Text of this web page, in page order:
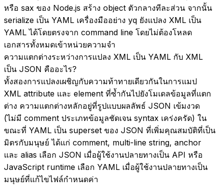
หรือ sax ของ Node.js สร้าง object ตัวกลางทีละส่วน จากนั้น
serialize เป็น YAML เครื่องมืออย่าง yq ยังแปลง XML เป็น
YAML ได้โดยตรงจาก command line โดยไม่ต้องโหลด
เอกสารทั้งหมดเข้าหน่วยความจำ
ความแตกต่างระหว่างการแปลง XML เป็น YAML กับ XML
เป็น JSON คืออะไร?
ทั้งสองการแปลงเผชิญกับความท้าทายเดียวกันในการแมป
XML attribute และ element ที่ซ้ำกันไปยังโมเดลข้อมูลที่แตก
ต่าง ความแตกต่างหลักอยู่ที่รูปแบบผลลัพธ์ JSON เข้มงวด
(ไม่มี comment ประเภทข้อมูลชัดเจน syntax เคร่งครัด) ใน
ขณะที่ YAML เป็น superset ของ JSON ที่เพิ่มคุณสมบัติที่เป็น
มิตรกับมนุษย์ ได้แก่ comment, multi-line string, anchor
และ alias เลือก JSON เมื่อผู้ใช้งานปลายทางเป็น API หรือ
JavaScript runtime เลือก YAML เมื่อผู้ใช้งานปลายทางเป็น
มนุษย์ที่แก้ไขไฟล์กำหนดค่า